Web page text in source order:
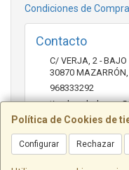
Política de Cookies de
Configurar Rechazar
Condiciones de Compra
Contacto
C/ VERJA, 2 - BAJO
30870 MAZARRÓN
968333292
Horario